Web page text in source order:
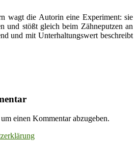
wagt die Autorin eine Experiment: sie
und stößt gleich beim Zähneputzen an
und mit Unterhaltungswert beschreibt
einen Kommentar abzugeben.